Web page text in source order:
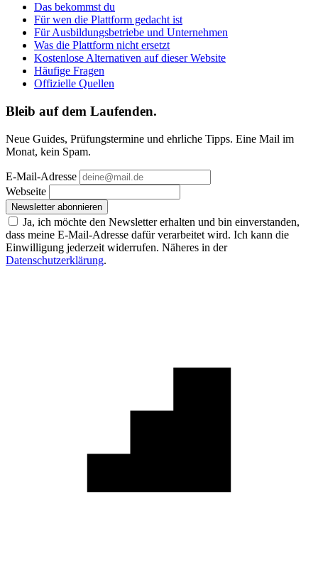
Das bekommst du
Für wen die Plattform gedacht ist
Für Ausbildungsbetriebe und Unternehmen
Was die Plattform nicht ersetzt
Kostenlose Alternativen auf dieser Website
Häufige Fragen
Offizielle Quellen
Bleib auf dem Laufenden.
Neue Guides, Prüfungstermine und ehrliche Tipps. Eine Mail im
Monat, kein Spam.
E-Mail-Adresse
Webseite
Newsletter abonnieren
Ja, ich möchte den Newsletter erhalten und bin einverstanden,
dass meine E-Mail-Adresse dafür verarbeitet wird. Ich kann die
Einwilligung jederzeit widerrufen. Näheres in der
Datenschutzerklärung.